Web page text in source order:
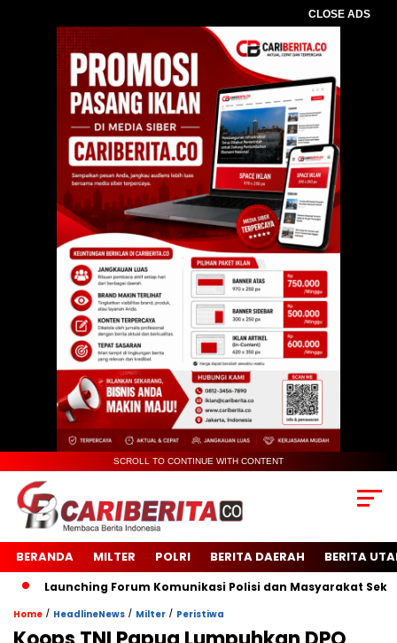
CLOSE ADS
SCROLL TO CONTINUE WITH CONTENT
BERANDA MILTER POLRI BERITA DAERAH BERITA
Launching Forum Komunikasi Polisi dan Masyarakat Sekolah
Home / HeadlineNews / Milter / Peristiwa